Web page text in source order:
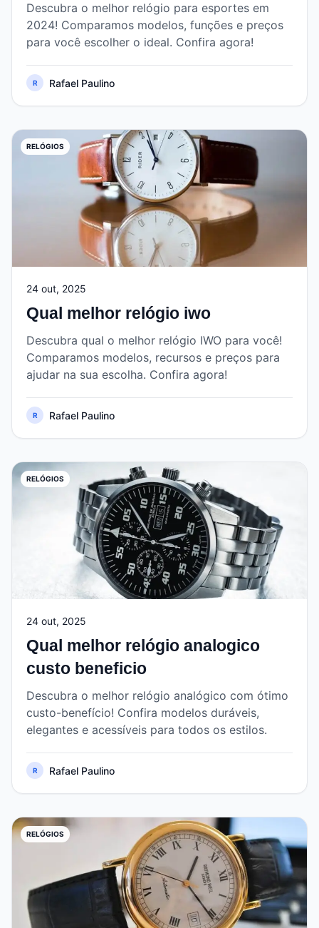
Descubra o melhor relógio para esportes em
2024! Comparamos modelos, funções e preços
para você escolher o ideal. Confira agora!
R Rafael Paulino
RELÓGIOS
24 out, 2025
Qual melhor relógio iwo
Descubra qual o melhor relógio IWO para você!
Comparamos modelos, recursos e preços para
ajudar na sua escolha. Confira agora!
R Rafael Paulino
RELÓGIOS
24 out, 2025
Qual melhor relógio analogico
custo beneficio
Descubra o melhor relógio analógico com ótimo
custo-benefício! Confira modelos duráveis,
elegantes e acessíveis para todos os estilos.
R Rafael Paulino
RELÓGIOS